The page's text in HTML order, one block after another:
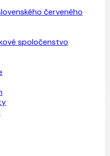
červeného
spoločenstvo